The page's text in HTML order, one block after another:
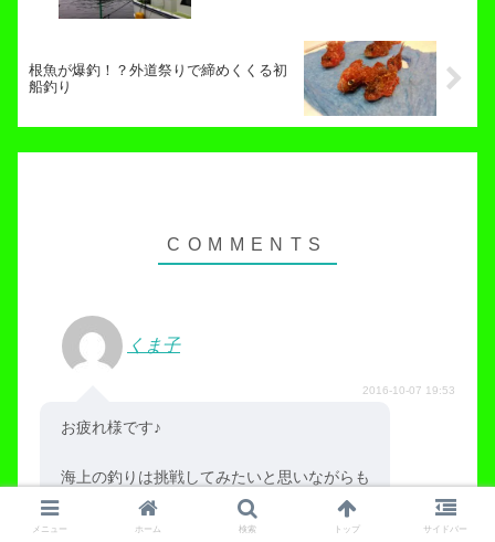
根魚が爆釣！？外道祭りで締めくくる初
船釣り
くま子
2016-10-07 19:53
お疲れ様です♪
海上の釣りは挑戦してみたいと思いながらも
私も船酔いが酷いので無理です( *´艸｀)
メニュー ホーム 検索 トップ サイドバー